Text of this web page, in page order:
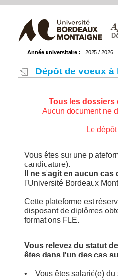
Année universitaire : 2025 / 2026
Dépôt de voeux à
Tous les dossiers
Aucun document ne
Le
Vous êtes sur une
candidature).
Il ne s'agit en aucun cas
l'Université Bordeaux
Cette plateforme est
disposant de diplômes
formations FLE.
Vous relevez du statut
êtes dans l'un des cas
• Vous êtes salarié(e) du